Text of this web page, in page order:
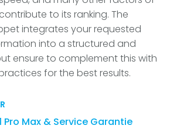
to its ranking. The
integrates your requested
into a structured and
ensure to complement this with
for the best results.
Pro Max & Service Garantie